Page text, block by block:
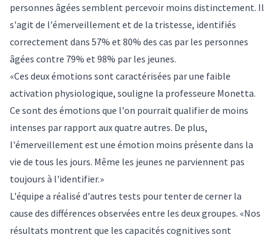
personnes âgées semblent percevoir moins distinctement. Il
s'agit de l'émerveillement et de la tristesse, identifiés
correctement dans 57% et 80% des cas par les personnes
âgées contre 79% et 98% par les jeunes.
«Ces deux émotions sont caractérisées par une faible
activation physiologique, souligne la professeure Monetta.
Ce sont des émotions que l'on pourrait qualifier de moins
intenses par rapport aux quatre autres. De plus,
l'émerveillement est une émotion moins présente dans la
vie de tous les jours. Même les jeunes ne parviennent pas
toujours à l'identifier.»
L'équipe a réalisé d'autres tests pour tenter de cerner la
cause des différences observées entre les deux groupes. «Nos
résultats montrent que les capacités cognitives sont